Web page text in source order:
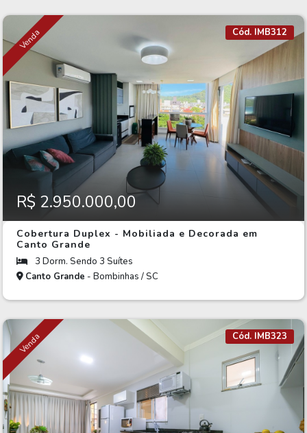
Venda Cód. IMB312
R$ 2.950.000,00
Cobertura Duplex - Mobiliada e Decorada em
Canto Grande
3 Dorm. Sendo 3 Suítes
Canto Grande - Bombinhas / SC
Venda Cód. IMB323